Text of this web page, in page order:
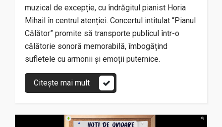
muzical de excepție, cu îndrăgitul pianist Horia
Mihail în centrul atenției. Concertul intitulat “Pianul
Călător” promite să transporte publicul într-o
călătorie sonoră memorabilă, îmbogățind
sufletele cu armonii și emoții puternice.
Citește mai mult